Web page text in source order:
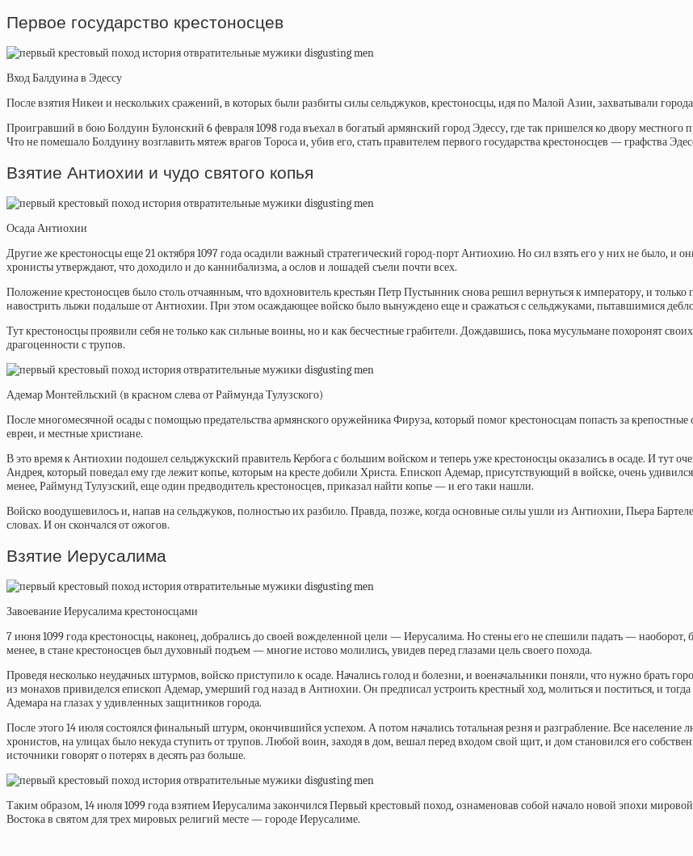
Первое государство крестоносцев
Вход Балдуина в Эдессу
После взятия Никеи и нескольких сражений, в которых были разбиты силы сельджуков, крестоносцы, идя по Малой Азии, захватывали
Проигравший в боюБолдуин Булонский 6 февраля 1098 года въехал в богатый армянский город Эдессу, где так пришелся ко двору
Что не помешало Болдуину возглавить мятеж врагов Тороса и, убив его, стать правителем первого государства крестоносцев — графства
Взятие Антиохии и чудо святого копья
Осада Антиохии
Другие же крестоносцы еще 21 октября 1097 года осадили важный стратегический город-порт Антиохию. Но сил взять его у них не было, и
хронистыутверждают,что доходило и до каннибализма, а ослов и лошадей съели почти всех.
Положение крестоносцев было столь отчаянным, что вдохновитель крестьян Петр Пустынник снова решил вернуться к императору, и
навострить лыжи подальше от Антиохии. При этом осаждающее войско было вынуждено еще и сражаться с сельджуками, пытавшимися
Тут крестоносцы проявили себя не только как сильные воины, но и как бесчестные грабители. Дождавшись, пока мусульмане похоронят
драгоценности с трупов.
Адемар Монтейльский (в красном слева от Раймунда Тулузского)
После многомесячной осады с помощью предательства армянского оружейника Фируза, который помог крестоносцам попасть за
евреи, и местные христиане.
В это время к Антиохии подошел сельджукский правитель Кербога с большим войском и теперь уже крестоносцы оказались в осаде. И тут
Андрея, который поведал ему где лежит копье, которым на кресте добили Христа. Епископ Адемар, присутствующий в войске, очень
менее,Раймунд Тулузский, еще один предводитель крестоносцев, приказал найти копье — и его таки нашли.
Войско воодушевилось и, напав на сельджуков, полностью их разбило. Правда, позже, когда основные силы ушли из Антиохии, Пьера
словах. И он скончался от ожогов.
Взятие Иерусалима
Завоевание Иерусалима крестоносцами
7 июня 1099 года крестоносцы, наконец, добрались до своей вожделенной цели —Иерусалима. Но стены его не спешили падать —
менее, в стане крестоносцев был духовный подъем — многие истово молились, увидев перед глазами цель своего похода.
Проведя несколько неудачных штурмов, войско приступило к осаде. Начались голод и болезни, и военачальники поняли, что нужно брать
из монахов привиделся епископ Адемар, умерший год назад в Антиохии. Он предписал устроить крестный ход, молиться и поститься, и
Адемара на глазах у удивленных защитников города.
После этого 14 июля состоялся финальный штурм, окончившийся успехом. А потом начались тотальная резня и разграбление. Все
хронистов, на улицах было некуда ступить от трупов. Любой воин, заходя в дом, вешал перед входом свой щит, и дом становился его
источники говорят о потерях в десять раз больше.
Таким образом, 14 июля 1099 года взятием Иерусалима закончился Первый крестовый поход, ознаменовав собой начало новой эпохи
Востока в святом для трех мировых религий месте — городе Иерусалиме.